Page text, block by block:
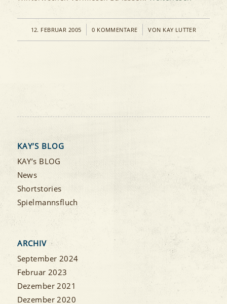
12. FEBRUAR 2005
/ 0 KOMMENTARE
/ VON KAY LUTTER
KAY’S BLOG
KAY’s BLOG
News
Shortstories
Spielmannsfluch
ARCHIV
September 2024
Februar 2023
Dezember 2021
Dezember 2020